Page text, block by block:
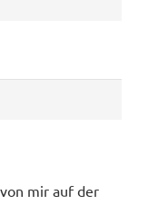
mir auf der